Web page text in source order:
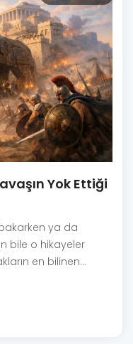
Yok Ettiği
ya da
bile o hikayeler
en bilinen